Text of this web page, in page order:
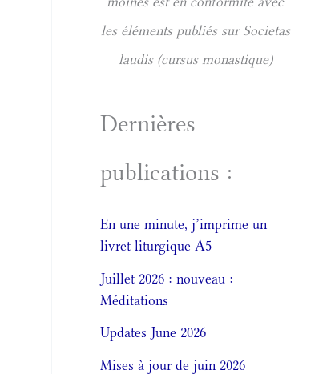
les éléments publiés sur Societas
laudis (cursus monastique)
Dernières
publications :
En une minute, j’imprime un
livret liturgique A5
Juillet 2026 : nouveau :
Méditations
Updates June 2026
Mises à jour de juin 2026